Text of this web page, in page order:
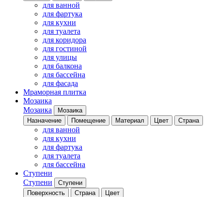
для ванной
для фартука
для кухни
для туалета
для коридора
для гостиной
для улицы
для балкона
для бассейна
для фасада
Мраморная плитка
Мозаика
Мозаика
Мозаика
Назначение
Помещение Материал Цвет Страна
для ванной
для кухни
для фартука
для туалета
для бассейна
Ступени
Ступени
Ступени
Поверхность
Страна Цвет